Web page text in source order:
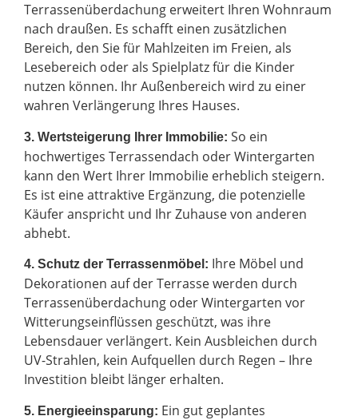
Terrassenüberdachung erweitert Ihren Wohnraum
nach draußen. Es schafft einen zusätzlichen
Bereich, den Sie für Mahlzeiten im Freien, als
Lesebereich oder als Spielplatz für die Kinder
nutzen können. Ihr Außenbereich wird zu einer
wahren Verlängerung Ihres Hauses.
3. Wertsteigerung Ihrer Immobilie: So ein
hochwertiges Terrassendach oder Wintergarten
kann den Wert Ihrer Immobilie erheblich steigern.
Es ist eine attraktive Ergänzung, die potenzielle
Käufer anspricht und Ihr Zuhause von anderen
abhebt.
4. Schutz der Terrassenmöbel: Ihre Möbel und
Dekorationen auf der Terrasse werden durch
Terrassenüberdachung oder Wintergarten vor
Witterungseinflüssen geschützt, was ihre
Lebensdauer verlängert. Kein Ausbleichen durch
UV-Strahlen, kein Aufquellen durch Regen – Ihre
Investition bleibt länger erhalten.
5. Energieeinsparung: Ein gut geplantes